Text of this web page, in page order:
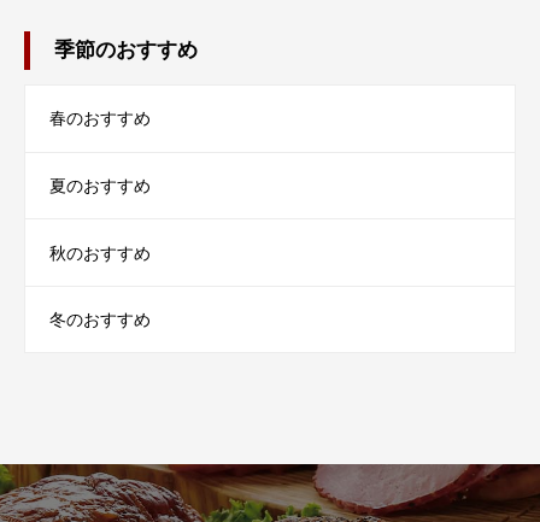
季節のおすすめ
春のおすすめ
夏のおすすめ
秋のおすすめ
冬のおすすめ